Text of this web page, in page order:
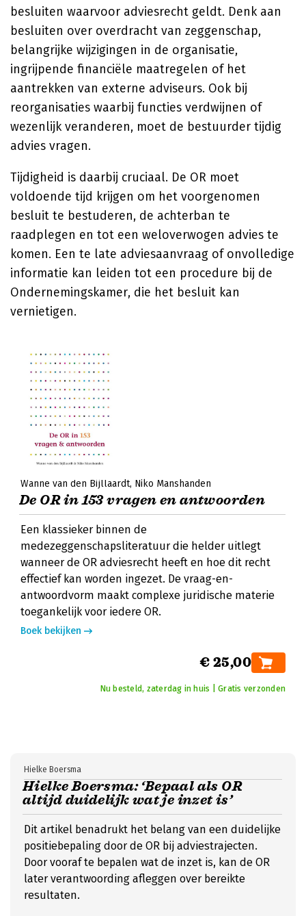
besluiten waarvoor adviesrecht geldt. Denk aan
besluiten over overdracht van zeggenschap,
belangrijke wijzigingen in de organisatie,
ingrijpende financiële maatregelen of het
aantrekken van externe adviseurs. Ook bij
reorganisaties waarbij functies verdwijnen of
wezenlijk veranderen, moet de bestuurder tijdig
advies vragen.
Tijdigheid is daarbij cruciaal. De OR moet
voldoende tijd krijgen om het voorgenomen
besluit te bestuderen, de achterban te
raadplegen en tot een weloverwogen advies te
komen. Een te late adviesaanvraag of onvolledige
informatie kan leiden tot een procedure bij de
Ondernemingskamer, die het besluit kan
vernietigen.
Wanne van den Bijllaardt Niko Manshanden
De OR in 153 vragen en antwoorden
Een klassieker binnen de
medezeggenschapsliteratuur die helder uitlegt
wanneer de OR adviesrecht heeft en hoe dit recht
effectief kan worden ingezet. De vraag-en-
antwoordvorm maakt complexe juridische materie
toegankelijk voor iedere OR.
Boek bekijken
€ 25,00
Nu besteld, zaterdag in huis | Gratis verzonden
Hielke Boersma: ‘Bepaal als OR
altijd duidelijk wat je inzet is’
Hielke Boersma
Dit artikel benadrukt het belang van een duidelijke
positiebepaling door de OR bij adviestrajecten.
Door vooraf te bepalen wat de inzet is, kan de OR
later verantwoording afleggen over bereikte
resultaten.